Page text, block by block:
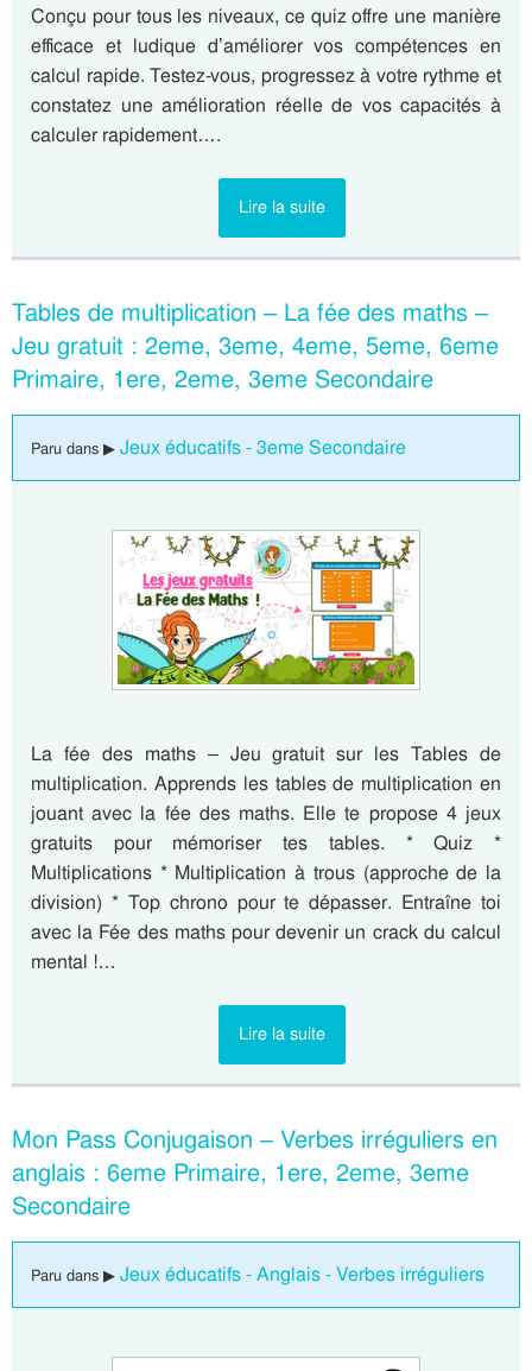
Conçu pour tous les niveaux, ce quiz offre une manière
efficace et ludique d’améliorer vos compétences en
calcul rapide. Testez-vous, progressez à votre rythme et
constatez une amélioration réelle de vos capacités à
calculer rapidement….
Lire la suite
Tables de multiplication – La fée des maths –
Jeu gratuit : 2eme, 3eme, 4eme, 5eme, 6eme
Primaire, 1ere, 2eme, 3eme Secondaire
Paru dans ▶ Jeux éducatifs - 3eme Secondaire
La fée des maths – Jeu gratuit sur les Tables de
multiplication. Apprends les tables de multiplication en
jouant avec la fée des maths. Elle te propose 4 jeux
gratuits pour mémoriser tes tables. * Quiz *
Multiplications * Multiplication à trous (approche de la
division) * Top chrono pour te dépasser. Entraîne toi
avec la Fée des maths pour devenir un crack du calcul
mental !…
Lire la suite
Mon Pass Conjugaison – Verbes irréguliers en
anglais : 6eme Primaire, 1ere, 2eme, 3eme
Secondaire
Paru dans ▶ Jeux éducatifs - Anglais - Verbes irréguliers